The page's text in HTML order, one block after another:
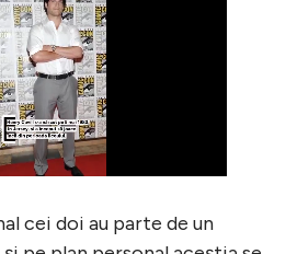
cei doi au parte de un